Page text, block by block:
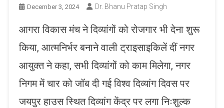
December 3, 2024 Dr. Bhanu Pratap Singh
आगरा विकास मंच ने दिव्यांगों को रोजगार भी देना शुरू
किया, आत्मनिर्भर बनाने वाली ट्राइसाइकिलें दीं नगर
आयुक्त ने कहा, सभी दिव्यांगों को काम मिलेगा, नगर
निगम में चार को जॉब दी गई विश्व दिव्यांग दिवस पर
जयपुर हाउस स्थित दिव्यांग केंद्र पर लगा निःशुल्क